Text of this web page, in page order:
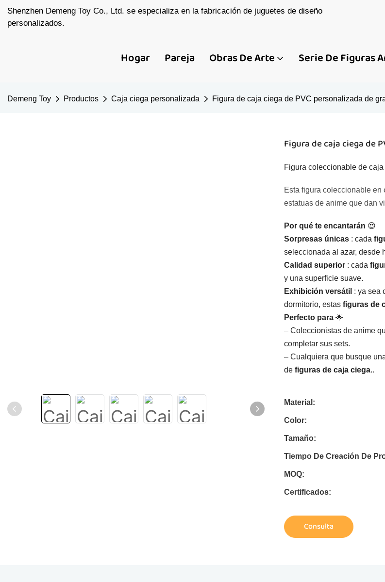
Shenzhen Demeng Toy Co., Ltd. se especializa en la fabricación de juguetes de diseño
personalizados.
Hogar Pareja Obras De Arte Serie De Figuras
Demeng Toy Productos Caja ciega personalizada Figura de caja ciega de PVC personalizada de
Figura de caja ciega de
Figura coleccionable de
Esta figura coleccionable
estatuas de anime que dan
Por qué te encantarán ​ 😍
Sorpresas únicas : cada
seleccionada al azar, desde
Calidad superior : cada
y una superficie suave.
Exhibición versátil : ya sea
dormitorio, estas figuras de
Perfecto para ​ 🌟
– Coleccionistas de anime
completar sus sets.
– Cualquiera que busque
de figuras de caja ciega.​.
Material:
Color:
Tamaño:
Tiempo De Creación De
MOQ:
Certificados:
Consulta